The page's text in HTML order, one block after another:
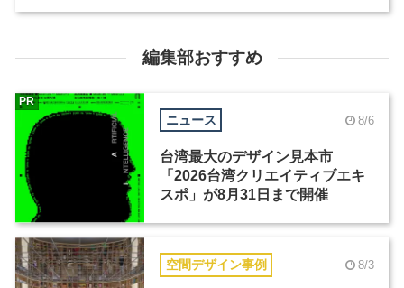
編集部おすすめ
ニュース 8/6
台湾最大のデザイン見本市
「2026台湾クリエイティブエキ
スポ」が8月31日まで開催
PR
空間デザイン事例 8/3